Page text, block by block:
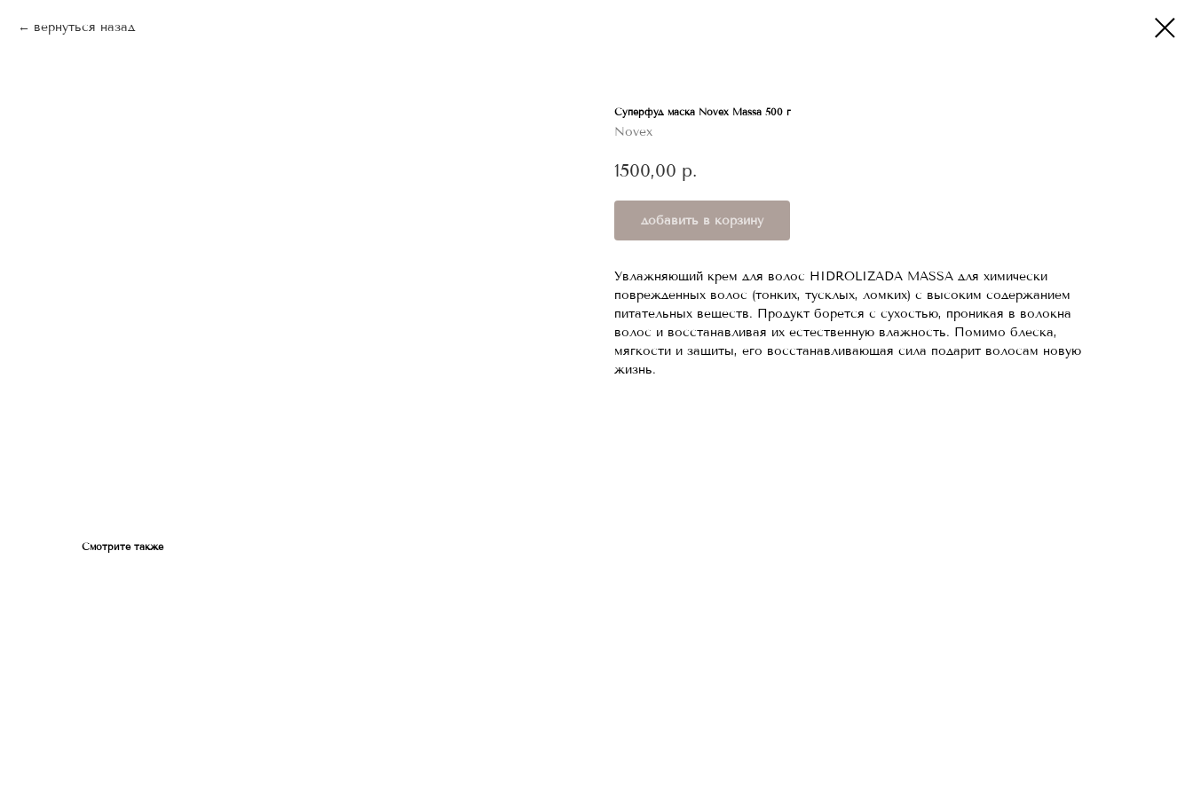
вернуться назад
Суперфуд маска Novex Massa 500 г
Novex
1500,00 р.
добавить в корзину
Увлажняющий крем для волос HIDROLIZADA MASSA для химически
поврежденных волос (тонких, тусклых, ломких) с высоким содержанием
питательных веществ. Продукт борется с сухостью, проникая в волокна
волос и восстанавливая их естественную влажность. Помимо блеска,
мягкости и защиты, его восстанавливающая сила подарит волосам новую
жизнь.
Смотрите также